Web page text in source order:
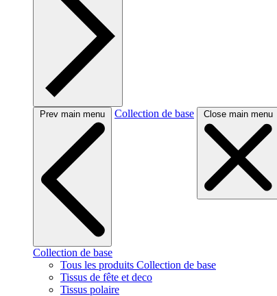
Prev main menu Collection de base Close main menu
Collection de base
Tous les produits Collection de base
Tissus de fête et deco
Tissus polaire